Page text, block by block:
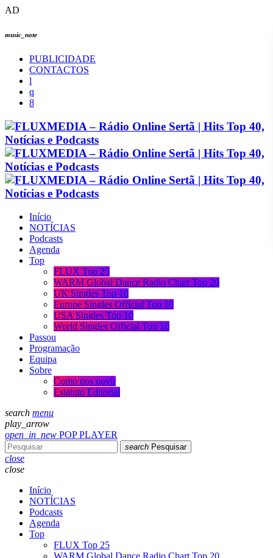
AD
music_note
PUBLICIDADE
CONTACTOS
Início
NOTÍCIAS
Podcasts
Agenda
Top
FLUX Top 25
WARM Global Dance Radio Chart Top 20
UK Singles Top 10
Europe Singles Official Top 10
USA Singles Top 10
World Singles Official Top 10
Passou
Programação
Equipa
Sobre
Como nos ouvir
Estatuto Editorial
search menu
play_arrow
open_in_new POP PLAYER
search Pesquisar
close
close
Início
NOTÍCIAS
Podcasts
Agenda
Top
FLUX Top 25